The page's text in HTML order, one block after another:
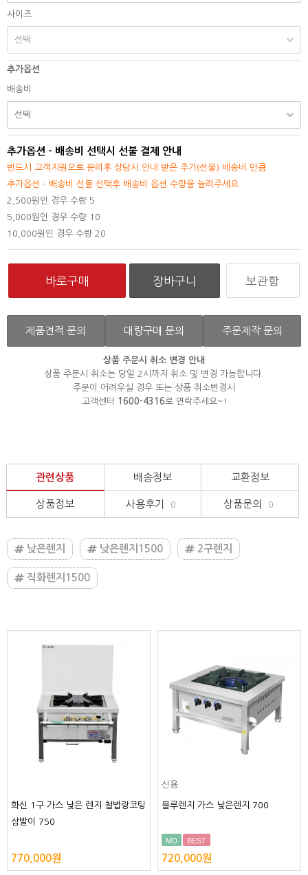
사이즈
추가옵션
배송비
추가옵션 - 배송비 선택시 선불 결제 안내
반드시 고객지원으로 문의후 상담시 안내 받은 추가(선불) 배송비 만큼
추가옵션 - 배송비 선불 선택후 배송비 옵션 수량을 늘려주세요.
2,500원인 경우 수량 5
5,000원인 경우 수량 10
10,000원인 경우 수량 20
보관함
제품견적 문의 대량구매 문의 주문제작 문의
상품 주문시 취소 변경 안내
상품 주문시 취소는 당일 2시까지 취소 및 변경 가능합니다.
주문이 어려우실 경우 또는 상품 취소변경시
고객센터
1600-4316로 연락주세요~!
관련상품 배송정보 교환정보
상품정보 사용후기 0 상품문의 0
낮은렌지 낮은렌지1500 2구렌지
직화렌지1500
화신 1구 가스 낮은 렌지 철법랑코팅
삼발이 750
770,000원
신용
블루렌지 가스 낮은렌지 700
MD BEST
720,000원